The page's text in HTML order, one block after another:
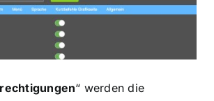
“ werden die